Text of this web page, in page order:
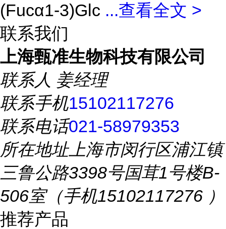
(Fucα1-3)Glc ...查看全文 >
联系我们
上海甄准生物科技有限公司
联系人 姜经理
联系手机15102117276
联系电话021-58979353
所在地址上海市闵行区浦江镇
三鲁公路3398号国茸1号楼B-
506室（手机15102117276 ）
推荐产品